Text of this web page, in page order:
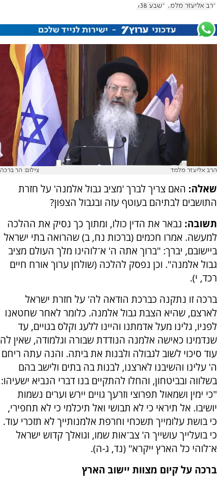
הרב אליעזר מלמד בשבע 1138
הרב אליעזר מלמד צילום: הר ברכה
שאלה: האם צריך לברך 'מציב גבול אלמנה' על חזרת
התושבים לבתיהם בעוטף עזה ובגבול הצפון?
תשובה: נבאר את הדין כולו, ומתוך כך נסיק את ההלכה
למעשה. אמרו חכמים (ברכות נח, ב) שהרואה בתי ישראל
ביישובם, יברך: "ברוך אתה ה' א־לוהינו מלך העולם מציב
גבול אלמנה". וכן נפסק להלכה (שולחן ערוך אורח חיים
רכד, י).
ברכה זו נתקנה כברכת הודאה לה' על חזרת ישראל
לארצם, שהיא הצבת גבול אלמנה. כלומר לאחר שחטאנו
לפניו, גלינו מעל אדמתנו והיינו ללעג וקלס בגויים, עד
שנדמינו כאישה אלמנה הנודדת שבורה וגלמודה, שאין לה
עוד סיכוי לשוב לגבולה ולבנות את ביתה. והנה עתה ריחם
ה' עלינו והשיבנו לארצנו, לבנות בה בתים ולישב בהם
בשלווה ובביטחון, והחלו להתקיים בנו דברי הנביא ישעיהו:
"כי ימין ושמאול תפרוצי וזרעך גויים יירש וערים נשמות
יושיבו. אל תיראי כי לא תבושי ואל תיכלמי כי לא תחפירי,
כי בושת עלומייך תשכחי וחרפת אלמנותייך לא תזכרי עוד.
כי בועלייך עושייך ה' צב־אות שמו, וגואלך קדוש ישראל
א־לוהי כל הארץ ייקרא" (נד, ג-ה).
ברכה על קיום מצוות יישוב הארץ